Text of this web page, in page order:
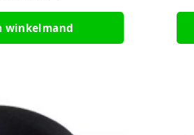
winkelmand